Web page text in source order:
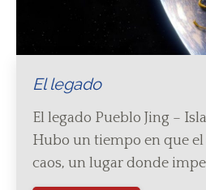
El legado
El legado Pueblo Jing –
Hubo un tiempo en que el
caos, un lugar donde